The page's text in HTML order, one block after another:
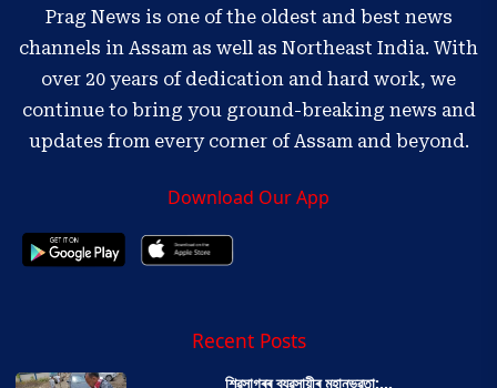
Prag News is one of the oldest and best news
channels in Assam as well as Northeast India. With
over 20 years of dedication and hard work, we
continue to bring you ground-breaking news and
updates from every corner of Assam and beyond.
Download Our App
Recent Posts
শিৱসাগৰৰ ব্যৱসায়ীৰ মহানুভৱতা:...